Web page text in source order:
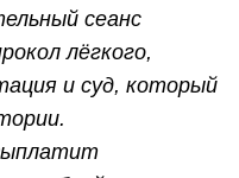
сеанс
лёгкого,
и суд, который